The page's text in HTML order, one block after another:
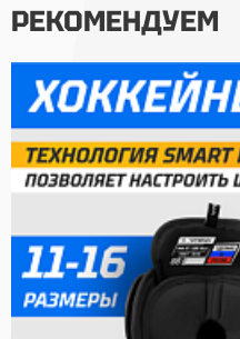
РЕКОМЕНДУЕМ